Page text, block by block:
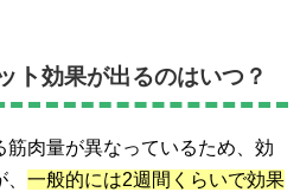
ト効果が出るのはいつ？
筋肉量が異なっているため、効
一般的には2週間くらいで効果